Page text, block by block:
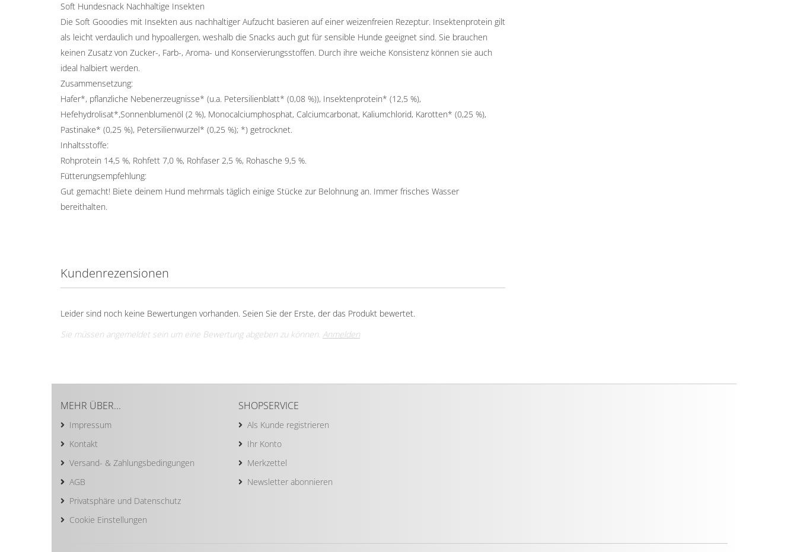
Soft Hundesnack Nachhaltige Insekten
Die Soft Gooodies mit Insekten aus nachhaltiger Aufzucht basieren auf einer weizenfreien Rezeptur. Insektenprotein gilt
als leicht verdaulich und hypoallergen, weshalb die Snacks auch gut für sensible Hunde geeignet sind. Sie brauchen
keinen Zusatz von Zucker-, Farb-, Aroma- und Konservierungsstoffen. Durch ihre weiche Konsistenz können sie auch
ideal halbiert werden.
Zusammensetzung:
Hafer*, pflanzliche Nebenerzeugnisse* (u.a. Petersilienblatt* (0,08 %)), Insektenprotein* (12,5 %),
Hefehydrolisat*,Sonnenblumenöl (2 %), Monocalciumphosphat, Calciumcarbonat, Kaliumchlorid, Karotten* (0,25 %),
Pastinake* (0,25 %), Petersilienwurzel* (0,25 %); *) getrocknet.
Inhaltsstoffe:
Rohprotein 14,5 %, Rohfett 7,0 %, Rohfaser 2,5 %, Rohasche 9,5 %.
Fütterungsempfehlung:
Gut gemacht! Biete deinem Hund mehrmals täglich einige Stücke zur Belohnung an. Immer frisches Wasser
bereithalten.
Kundenrezensionen
Leider sind noch keine Bewertungen vorhanden. Seien Sie der Erste, der das Produkt bewertet.
Sie müssen angemeldet sein um eine Bewertung abgeben zu können. Anmelden
MEHR ÜBER...
Impressum
Kontakt
Versand- & Zahlungsbedingungen
AGB
Privatsphäre und Datenschutz
Cookie Einstellungen
SHOPSERVICE
Als Kunde registrieren
Ihr Konto
Merkzettel
Newsletter abonnieren